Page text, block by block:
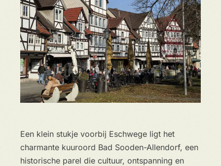
Een klein stukje voorbij Eschwege ligt het
charmante kuuroord Bad Sooden-Allendorf, een
historische parel die cultuur, ontspanning en